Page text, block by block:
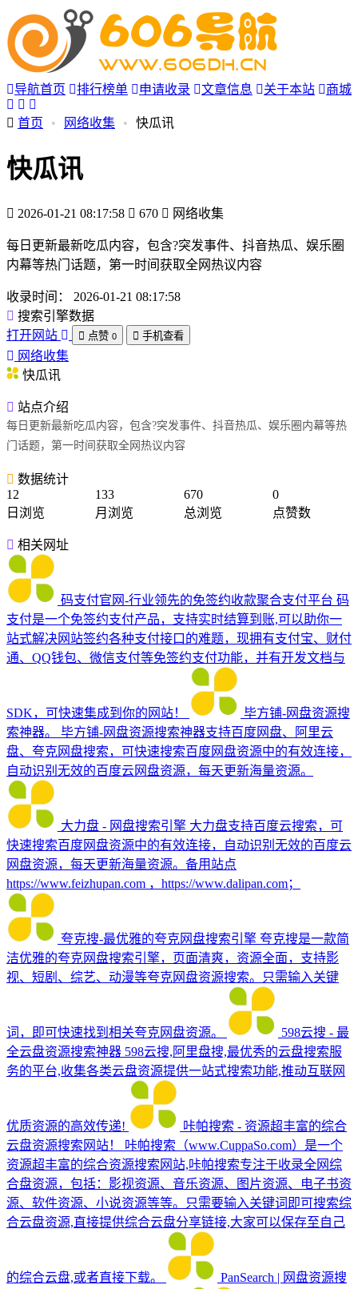
导航首页 排行榜单 申请收录 文章信息 关于本站 商城
首页 • 网络收集 • 快瓜讯
快瓜讯
2026-01-21 08:17:58 670 网络收集
每日更新最新吃瓜内容，包含?突发事件、抖音热瓜、娱乐圈
内幕等热门话题，第一时间获取全网热议内容
收录时间：
2026-01-21 08:17:58
搜索引擎数据
打开网站
点赞 0 手机查看
网络收集
快瓜讯
站点介绍
每日更新最新吃瓜内容，包含?突发事件、抖音热瓜、娱乐圈内幕等热
门话题，第一时间获取全网热议内容
数据统计
12
日浏览
133
月浏览
670
总浏览
0
点赞数
相关网址
码支付官网-行业领先的免签约收款聚合支付平台 码
支付是一个免签约支付产品，支持实时结算到账,可以助你一
站式解决网站签约各种支付接口的难题，现拥有支付宝、财付
通、QQ钱包、微信支付等免签约支付功能，并有开发文档与
SDK，可快速集成到你的网站！
毕方铺-网盘资源搜
索神器。
毕方铺-网盘资源搜索神器支持百度网盘、阿里云
盘、夸克网盘搜索，可快速搜索百度网盘资源中的有效连接，
自动识别无效的百度云网盘资源，每天更新海量资源。
大力盘 - 网盘搜索引擎 大力盘支持百度云搜索，可
快速搜索百度网盘资源中的有效连接，自动识别无效的百度云
网盘资源，每天更新海量资源。备用站点
https://www.feizhupan.com ，https://www.dalipan.com；
夸克搜-最优雅的夸克网盘搜索引擎 夸克搜是一款简
洁优雅的夸克网盘搜索引擎，页面清爽，资源全面，支持影
视、短剧、综艺、动漫等夸克网盘资源搜索。只需输入关键
词，即可快速找到相关夸克网盘资源。
598云搜 - 最
全云盘资源搜索神器 598云搜,阿里盘搜,最优秀的云盘搜索服
务的平台,收集各类云盘资源提供一站式搜索功能,推动互联网
优质资源的高效传递!
咔帕搜索 - 资源超丰富的综合
云盘资源搜索网站！
咔帕搜索（www.CuppaSo.com）是一个
资源超丰富的综合资源搜索网站,咔帕搜索专注于收录全网综
合盘资源，包括：影视资源、音乐资源、图片资源、电子书资
源、软件资源、小说资源等等。只需要输入关键词即可搜索综
合云盘资源,直接提供综合云盘分享链接,大家可以保存至自己
的综合云盘,或者直接下载。 PanSearch | 网盘资源搜